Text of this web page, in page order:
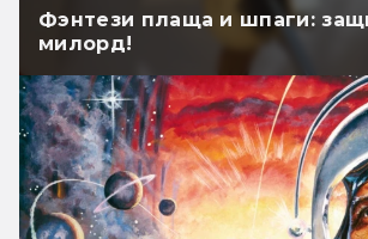
Фэнтези плаща и шпаги:
милорд!